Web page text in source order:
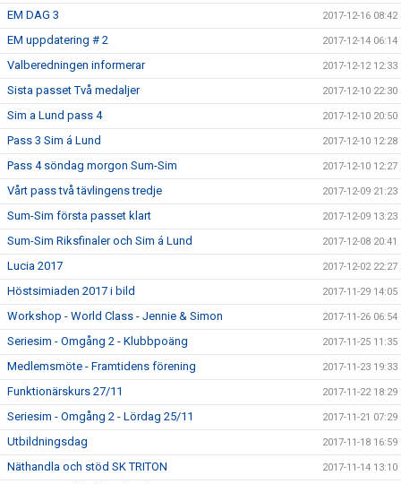
EM DAG 3 2017-12-16 08:42
EM uppdatering # 2 2017-12-14 06:14
Valberedningen informerar 2017-12-12 12:33
Sista passet Två medaljer 2017-12-10 22:30
Sim a Lund pass 4 2017-12-10 20:50
Pass 3 Sim á Lund 2017-12-10 12:28
Pass 4 söndag morgon Sum-Sim 2017-12-10 12:27
Vårt pass två tävlingens tredje 2017-12-09 21:23
Sum-Sim första passet klart 2017-12-09 13:23
Sum-Sim Riksfinaler och Sim á Lund 2017-12-08 20:41
Lucia 2017 2017-12-02 22:27
Höstsimiaden 2017 i bild 2017-11-29 14:05
Workshop - World Class - Jennie & Simon 2017-11-26 06:54
Seriesim - Omgång 2 - Klubbpoäng 2017-11-25 11:35
Medlemsmöte - Framtidens förening 2017-11-23 19:33
Funktionärskurs 27/11 2017-11-22 18:29
Seriesim - Omgång 2 - Lördag 25/11 2017-11-21 07:29
Utbildningsdag 2017-11-18 16:59
Näthandla och stöd SK TRITON 2017-11-14 13:10